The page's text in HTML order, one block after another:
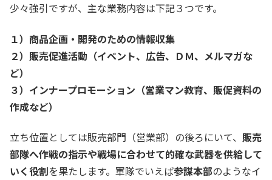
少々強引ですが、主な業務内容は下記３つです。
１）商品企画・開発のための情報収集
２）販売促進活動（イベント、広告、ＤＭ、メルマガな
ど）
３）インナープロモーション（営業マン教育、販促資料の
作成など）
立ち位置としては販売部門（営業部）の後ろにいて、 販売
部隊へ作戦の指示や戦場に合わせて的確な武器を供給して
いく役割を果たします。軍隊でいえば参謀本部のようなイ